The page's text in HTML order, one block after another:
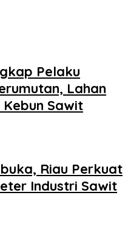
Pelaku
Lahan
Sawit
Riau Perkuat
Industri Sawit